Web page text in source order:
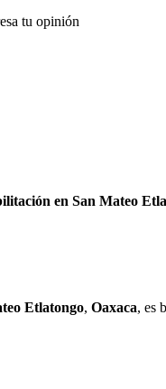
tu opinión
en San Mateo
Etlatongo, Oaxaca, es